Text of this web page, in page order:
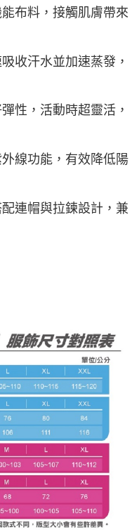
oppay.tw/userRule
布料，接觸肌膚帶來
收汗水並加速蒸發，
性，活動時超靈活，
線功能，有效降低陽
連帽與拉鍊設計，兼